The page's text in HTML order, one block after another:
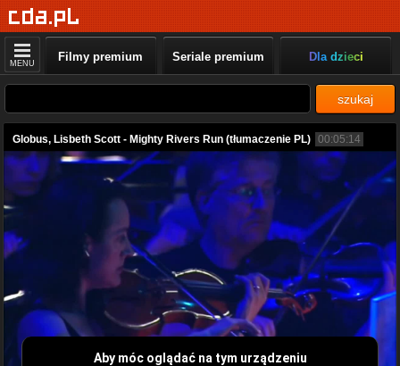
MENU Filmy premium Seriale premium Dla dzieci
szukaj
Globus, Lisbeth Scott - Mighty Rivers Run (tłumaczenie PL) 00:05:14
Aby móc oglądać na tym urządzeniu